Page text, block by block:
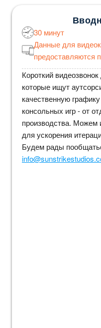
30 минут
Данные для
предоставляются
Короткий
которые ищут
качественную
консольных игр - от
производства. Можем
для ускорения
Будем рады